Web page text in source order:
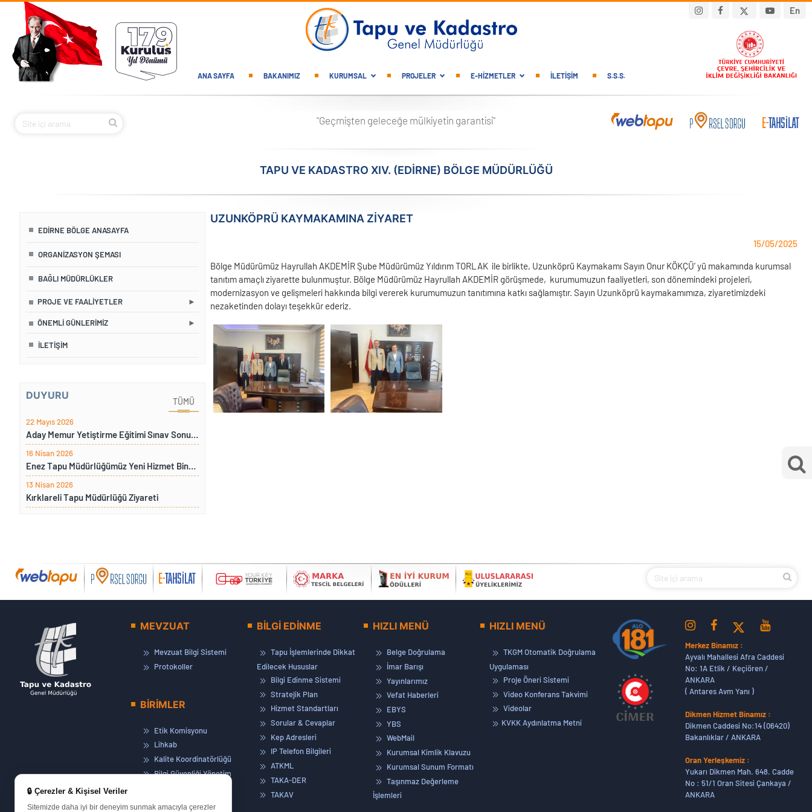
Ana içeriğe atla En
Main navigation
ANA SAYFA BAKANIMIZ KURUMSAL PROJELER E-HİZMETLER İLETIŞIM S.S.S.
"Geçmişten geleceğe mülkiyetin garantisi"
TAPU VE KADASTRO XIV. (EDIRNE) BÖLGE MÜDÜRLÜĞÜ
EDIRNE BÖLGE ANASAYFA
ORGANIZASYON ŞEMASI
BAĞLI MÜDÜRLÜKLER
PROJE VE FAALIYETLER
ÖNEMLI GÜNLERIMIZ
İLETIŞIM
DUYURU
TÜMÜ
22 Mayıs 2026
Aday Memur Yetiştirme Eğitimi Sınav Sonuçları
16 Nisan 2026
Enez Tapu Müdürlüğümüz Yeni Hizmet Binamıza Taşınması Sebebiyle İki Gün Süre İle Hizmet Verilemeyecektir
13 Nisan 2026
Kırklareli Tapu Müdürlüğü Ziyareti
UZUNKÖPRÜ KAYMAKAMINA ZIYARET
15/05/2025
Bölge Müdürümüz Hayrullah AKDEMİR Şube Müdürümüz Yıldırım TORLAK ile birlikte, Uzunköprü Kaymakamı Sayın Onur KÖKÇÜ’ yü makamında kurumsal
tanıtım amaçlı ziyarette bulunmuştur. Bölge Müdürümüz Hayrullah AKDEMİR görüşmede, kurumumuzun faaliyetleri, son dönemindeki projeleri,
modernizasyon ve gelişmeleri hakkında bilgi vererek kurumumuzun tanıtımına katkı sağlamıştır. Sayın Uzunköprü kaymakamımıza, ziyaretimizdeki
nezaketinden dolayı teşekkür ederiz.
🔒 Çerezler & Kişisel Veriler
Sitemizde daha iyi bir deneyim sunmak amacıyla çerezler
MEVZUAT
Mevzuat Bilgi Sistemi
Protokoller
BİRİMLER
Etik Komisyonu
Lihkab
Kalite Koordinatörlüğü
Bilgi Güvenliği Yönetim
BİLGİ EDİNME
Tapu İşlemlerinde Dikkat
Edilecek Hususlar
Bilgi Edinme Sistemi
Stratejik Plan
Hizmet Standartları
Sorular & Cevaplar
Kep Adresleri
IP Telefon Bilgileri
ATKML
TAKA-DER
TAKAV
HIZLI MENÜ
Belge Doğrulama
İmar Barışı
Yayınlarımız
Vefat Haberleri
EBYS
YBS
WebMail
Kurumsal Kimlik Klavuzu
Kurumsal Sunum Formatı
Taşınmaz Değerleme
İşlemleri
HIZLI MENÜ
TKGM Otomatik Doğrulama
Uygulaması
Proje Öneri Sistemi
Video Konferans Takvimi
Videolar
KVKK Aydınlatma Metni
Merkez Binamız :
Ayvalı Mahallesi Afra Caddesi
No: 1A Etlik / Keçiören /
ANKARA
( Antares Avm Yanı )
Dikmen Hizmet Binamız :
Dikmen Caddesi No:14 (06420)
Bakanlıklar / ANKARA
Oran Yerleşkemiz :
Yukarı Dikmen Mah. 648. Cadde
No : 51/1 Oran Sitesi Çankaya /
ANKARA